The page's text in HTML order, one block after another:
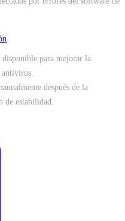
para mejorar la
después de la
estabilidad.